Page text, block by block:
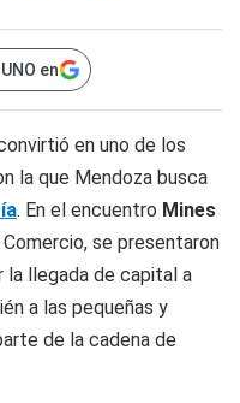
en
en uno de los
la que Mendoza busca
. En el encuentro Mines
se presentaron
la llegada de capital a
a las pequeñas y
de la cadena de